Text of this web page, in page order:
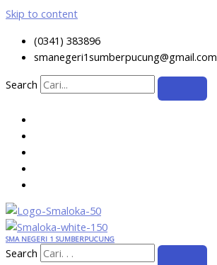
Skip to content
(0341) 383896
smanegeri1sumberpucung@gmail.com
Search
SMA NEGERI 1 SUMBERPUCUNG
Search